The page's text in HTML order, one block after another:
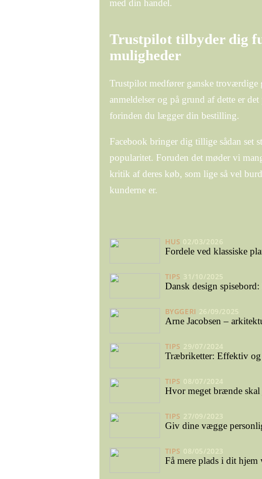
med din handel.
Trustpilot tilbyder dig
muligheder
Trustpilot medfører ganske troværdige
anmeldelser og på grund af dette er
forinden du lægger din bestilling.
Facebook bringer dig tillige sådan set
popularitet. Foruden det møder vi
kritik af deres køb, som lige så vel
kunderne er.
HUS 02/03/2026
Fordele ved klassiske
TIPS 31/10/2025
Dansk design
BYGGERI 26/09/2025
Arne Jacobsen –
TIPS 29/07/2024
Træbriketter: Effektiv
TIPS 08/07/2024
Hvor meget brænde skal
TIPS 27/09/2023
Giv dine vægge
TIPS 08/05/2023
Få mere plads i dit